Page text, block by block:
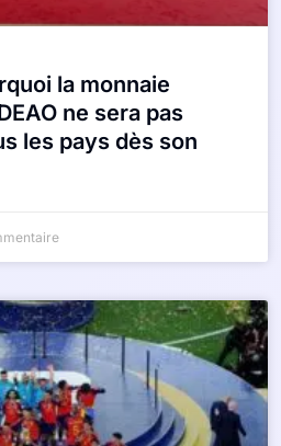
la monnaie
ne sera pas
les pays dès son